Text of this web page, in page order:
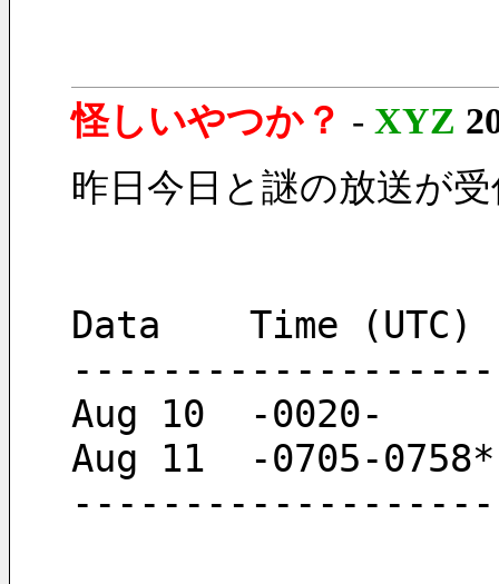
怪しいやつか？ - XYZ
昨日今日と謎の放送が